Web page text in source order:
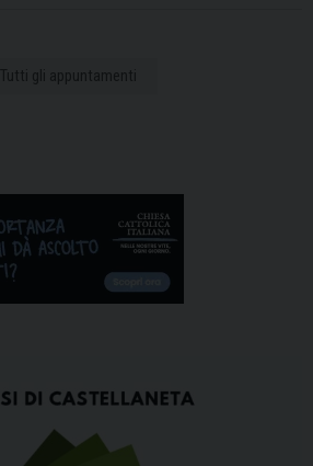
Tutti gli appuntamenti